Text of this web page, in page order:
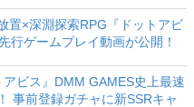
置×深淵探索RPG『ドットアビ
行ゲームプレイ動画が公開！
ビス』DMM GAMES史上最速
事前登録ガチャに新SSRキャ